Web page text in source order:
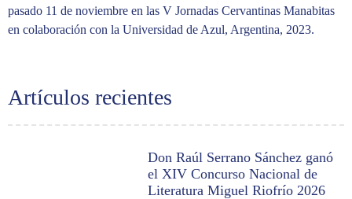
Artículos recientes
Don Raúl Serrano Sánchez ganó
el XIV Concurso Nacional de
Literatura Miguel Riofrío 2026
pasado 11 de noviembre en las V Jornadas Cervantinas Manabitas
en colaboración con la Universidad de Azul, Argentina, 2023.